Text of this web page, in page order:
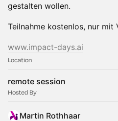
gestalten wollen.
Teilnahme kostenlos, nur mit
www.impact-days.ai
Location
remote session
Hosted By
Martin Rothhaar